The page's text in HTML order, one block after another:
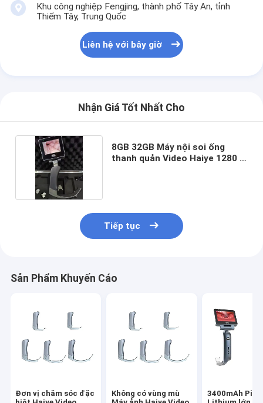
Khu công nghiệp Fengjing, thành phố Tây An, tỉnh
Thiểm Tây, Trung Quốc
Liên hệ với bây giờ
Nhận Giá Tốt Nhất Cho
8GB 32GB Máy nội soi ống
thanh quản Video Haiye 1280 *
Tiếp tục
Sản Phẩm Khuyến Cáo
Đơn vị chăm sóc đặc
Không có vùng mù
3400mAh Pin